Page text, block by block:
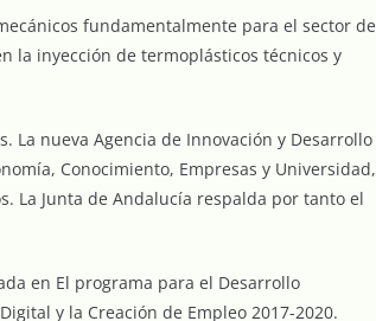
fundamentalmente para el sector de
la inyección de termoplásticos técnicos y
La nueva Agencia de Innovación y Desarrollo
Conocimiento, Empresas y Universidad,
La Junta de Andalucía respalda por tanto el
en El programa para el Desarrollo
y la Creación de Empleo 2017-2020.